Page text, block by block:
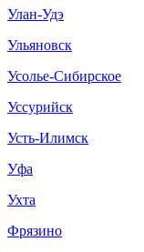
Улан-Удэ
Ульяновск
Усолье-Сибирское
Уссурийск
Усть-Илимск
Уфа
Ухта
Фрязино